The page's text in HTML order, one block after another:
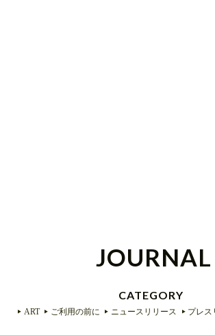
JOURNAL
CATEGORY
ART ご利用の前に ニュースリリース プレス